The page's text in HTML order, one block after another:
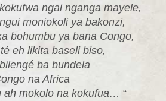
ngai nganga mayele,
moniokoli ya bakonzi,
bohumbu ya bana Congo,
eh likita baseli biso,
ba bundela
na Africa
ah mokolo na kokufua… “